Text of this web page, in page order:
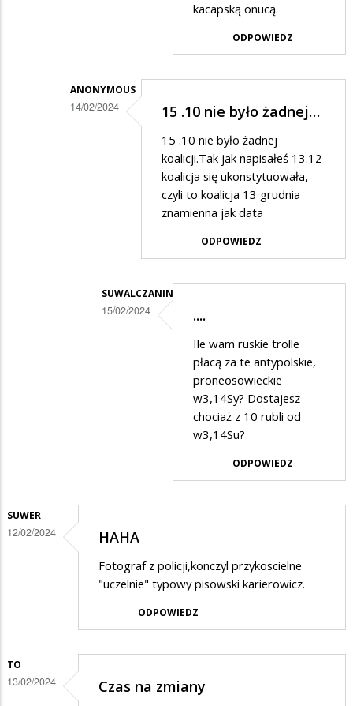
odpowiedzi
Zabolało
frustracie…
kacapską onucą.
ODPOWIEDZ
ANONYMOUS
14/02/2024
Prostuję.....
15 .10 nie było żadnej…
15 .10 nie było żadnej
koalicji.Tak jak napisałeś 13.12
koalicja się ukonstytuowała,
czyli to koalicja 13 grudnia
znamienna jak data
ODPOWIEDZ
SUWALCZANIN
15/02/2024
było
żadnej…
....
Ile wam ruskie trolle
płacą za te antypolskie,
proneosowieckie
w3,14Sy? Dostajesz
chociaż z 10 rubli od
w3,14Su?
ODPOWIEDZ
SUWER
12/02/2024 HAHA
Fotograf z policji,konczyl przykoscielne
"uczelnie" typowy pisowski karierowicz.
ODPOWIEDZ
TO
13/02/2024 Czas na zmiany